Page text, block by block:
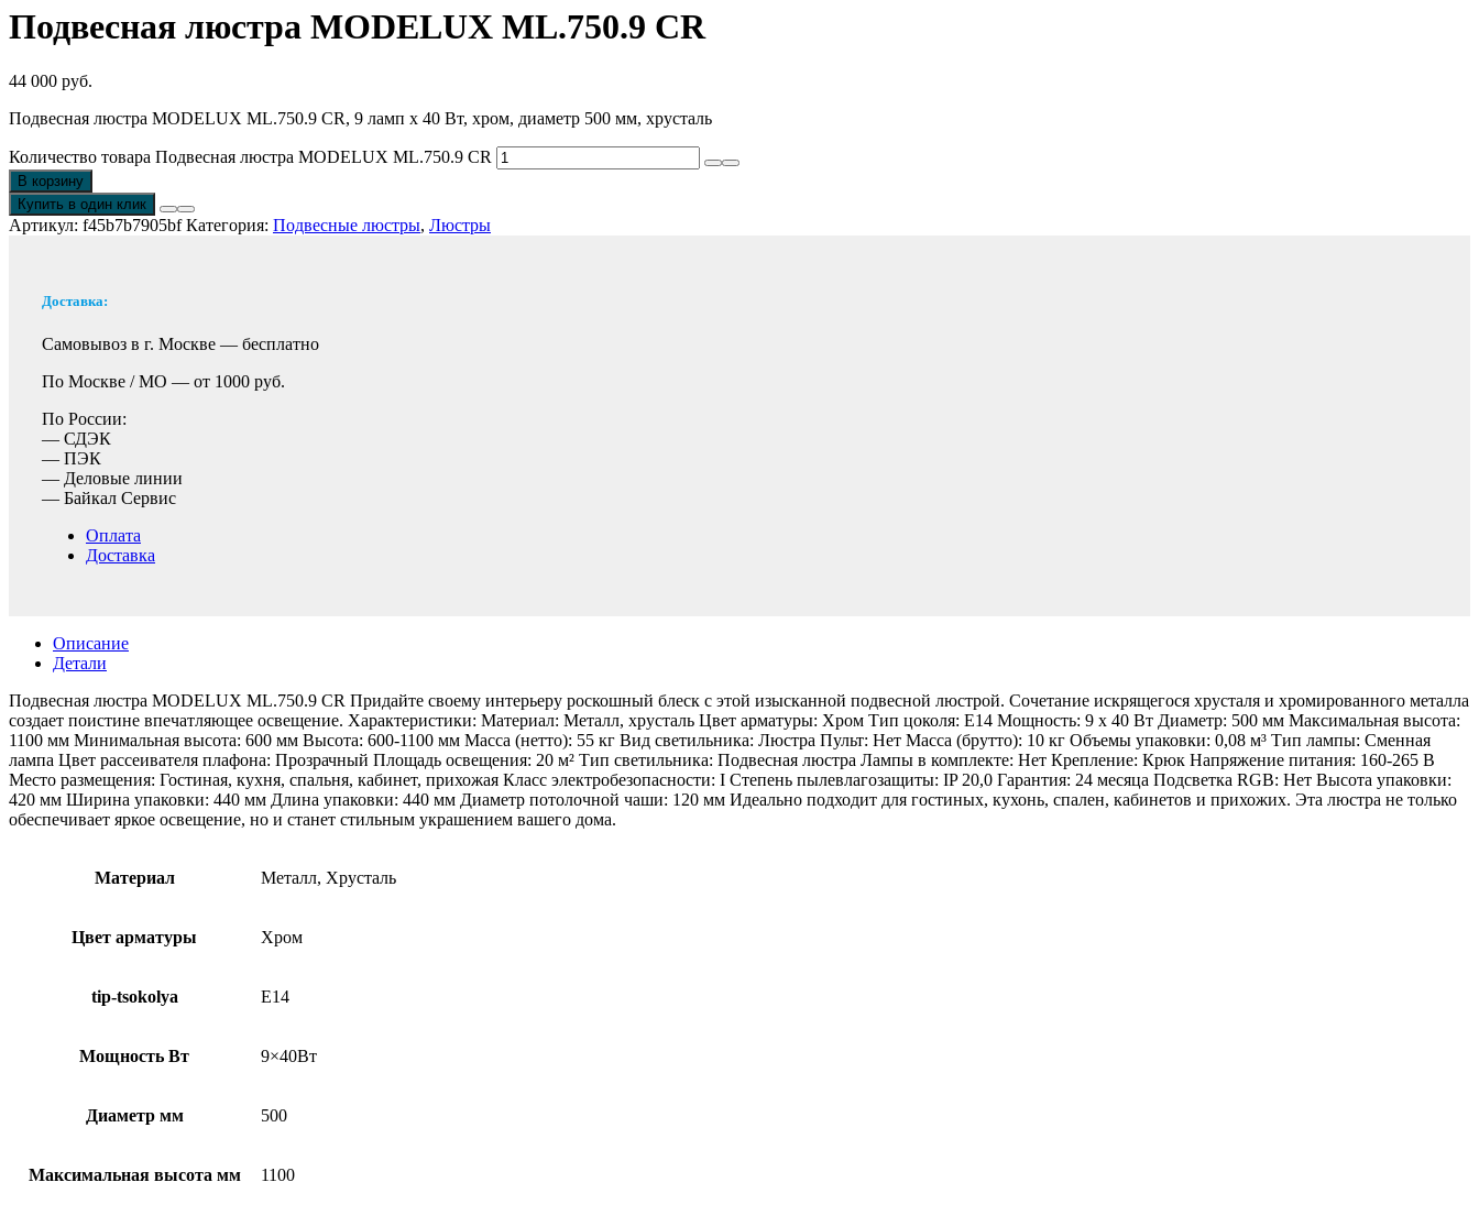
Подвесная люстра MODELUX ML.750.9 CR
44 000 руб.
Подвесная люстра MODELUX ML.750.9 CR, 9 ламп х 40 Вт, хром, диаметр 500 мм, хрусталь
Количество товара Подвесная люстра MODELUX ML.750.9 CR
В корзину
Купить в один клик
Артикул: f45b7b7905bf Категория: Подвесные люстры, Люстры
Доставка:
Самовывоз в г. Москве — бесплатно
По Москве / МО — от 1000 руб.
По России:
— СДЭК
— ПЭК
— Деловые линии
— Байкал Сервис
Оплата
Доставка
Описание
Детали
Подвесная люстра MODELUX ML.750.9 CR Придайте своему интерьеру роскошный блеск с этой изысканной подвесной люстрой. Сочетание искрящегося хрусталя и хромированного металла
создает поистине впечатляющее освещение. Характеристики: Материал: Металл, хрусталь Цвет арматуры: Хром Тип цоколя: Е14 Мощность: 9 х 40 Вт Диаметр: 500 мм Максимальная высота:
1100 мм Минимальная высота: 600 мм Высота: 600-1100 мм Масса (нетто): 55 кг Вид светильника: Люстра Пульт: Нет Масса (брутто): 10 кг Объемы упаковки: 0,08 м³ Тип лампы: Сменная
лампа Цвет рассеивателя плафона: Прозрачный Площадь освещения: 20 м² Тип светильника: Подвесная люстра Лампы в комплекте: Нет Крепление: Крюк Напряжение питания: 160-265 В
Место размещения: Гостиная, кухня, спальня, кабинет, прихожая Класс электробезопасности: I Степень пылевлагозащиты: IP 20,0 Гарантия: 24 месяца Подсветка RGB: Нет Высота упаковки:
420 мм Ширина упаковки: 440 мм Длина упаковки: 440 мм Диаметр потолочной чаши: 120 мм Идеально подходит для гостиных, кухонь, спален, кабинетов и прихожих. Эта люстра не только
обеспечивает яркое освещение, но и станет стильным украшением вашего дома.
Материал Металл, Хрусталь
Цвет арматуры Хром
tip-tsokolya E14
Мощность Вт 9×40Вт
Диаметр мм 500
Максимальная высота мм 1100